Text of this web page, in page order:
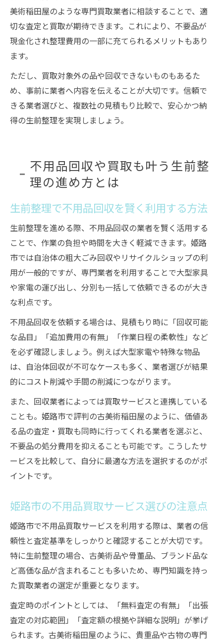
美術稲田屋のような専門買取業者に相談することで、適
切な査定と買取が期待できます。これにより、不要品が
現金化され整理費用の一部に充てられるメリットもあり
ます。
ただし、買取対象外の品や回収できないものもあるた
め、事前に業者へ内容を伝えることが大切です。信頼で
きる業者選びと、複数社の見積もり比較で、安心かつ納
得の生前整理を実現しましょう。
不用品回収や買取も叶う生前整
理の進め方とは
生前整理で不用品回収を賢く利用する方法
生前整理を進める際、不用品回収の業者を賢く活用する
ことで、作業の負担や時間を大きく軽減できます。姫路
市では自治体の粗大ごみ回収やリサイクルショップの利
用が一般的ですが、専門業者を利用することで大型家具
や家電の運び出し、分別も一括して依頼できるのが大き
な利点です。
不用品回収を依頼する場合は、見積もり時に「回収可能
な品目」「追加費用の有無」「作業日程の柔軟性」など
を必ず確認しましょう。例えば大型家電や特殊な物品
は、自治体回収が不可なケースも多く、業者選びが結果
的にコスト削減や手間の削減につながります。
また、回収業者によっては買取サービスと連携している
ことも。姫路市で評判の古美術稲田屋のように、価値あ
る品の査定・買取も同時に行ってくれる業者を選ぶと、
不要品の処分費用を抑えることも可能です。こうしたサ
ービスを比較して、自分に最適な方法を選択するのがポ
イントです。
姫路市の不用品買取サービス選びの注意点
姫路市で不用品買取サービスを利用する際は、業者の信
頼性と査定基準をしっかりと確認することが大切です。
特に生前整理の場合、古美術品や骨董品、ブランド品な
ど高価な品が含まれることも多いため、専門知識を持っ
た買取業者の選定が重要となります。
査定時のポイントとしては、「無料査定の有無」「出張
査定の対応範囲」「査定額の根拠や詳細な説明」が挙げ
られます。古美術稲田屋のように、貴重品や古物の専門